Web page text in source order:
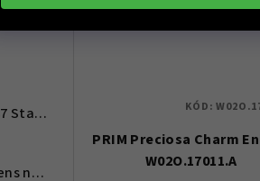
Swiss Alpine Military 7043.9237 Star Fighter Saphirglas Chrono 46 mm
Rebel & Rose RR-BR031-S-L Mens náramek - Artemis
PRIM Preciosa Charm
W02O.17011.A
KÓD: